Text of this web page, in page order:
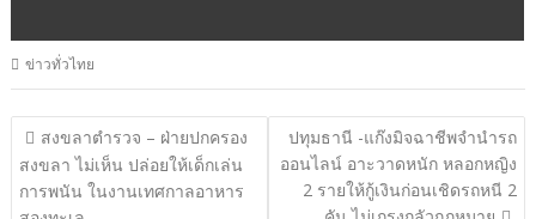
ข่าวทั่วไทย
แนะแนว
เรื่อง
สงขลาตำรวจ – ฝ่ายปกครอง
สงขลา ไม่เห็น ปล่อยให้เด็กเล่น
การพนัน ในงานเทศกาลอาหาร
ปทุมธานี -แก๊งมิจฉาชีพจำนำรถ
ออนไลน์ อาะวาดหนัก หลอกหญิง
2 รายให้กู้เงินก่อนเชิดรถหนี 2